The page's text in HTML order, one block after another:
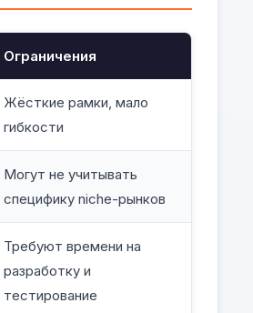
Ограничения
Жёсткие рамки, мало
гибкости
Могут не учитывать
специфику niche-рынков
Требуют времени на
разработку и
тестирование